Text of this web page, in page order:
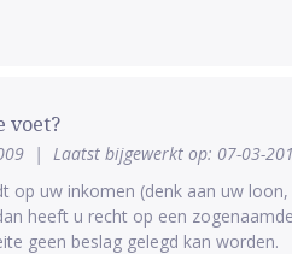
voet?
| Laatst bijgewerkt op: 07-03-
op uw inkomen (denk aan uw
heeft u recht op een
geen beslag gelegd kan worden.